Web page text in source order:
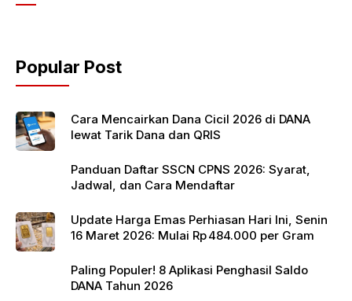
o
o
k
p
p
Popular Post
Cara Mencairkan Dana Cicil 2026 di DANA
lewat Tarik Dana dan QRIS
Panduan Daftar SSCN CPNS 2026: Syarat,
Jadwal, dan Cara Mendaftar
Update Harga Emas Perhiasan Hari Ini, Senin
16 Maret 2026: Mulai Rp 484.000 per Gram
Paling Populer! 8 Aplikasi Penghasil Saldo
DANA Tahun 2026